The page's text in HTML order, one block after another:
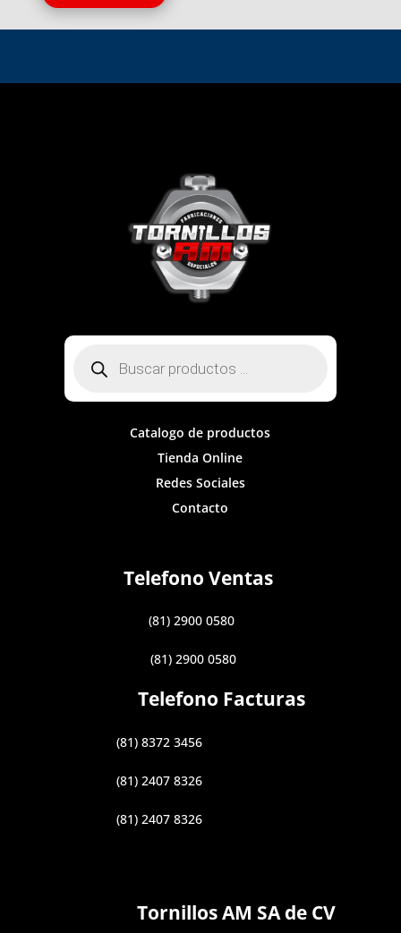
productos
Catalogo de productos
Tienda Online
Redes Sociales
Contacto
Telefono Ventas
(81) 2900 0580
(81) 2900 0580
Telefono Facturas
(81) 8372 3456
(81) 2407 8326
(81) 2407 8326
Tornillos AM SA de CV